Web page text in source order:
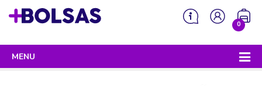
0
Sua mochila está vazia!
MENU